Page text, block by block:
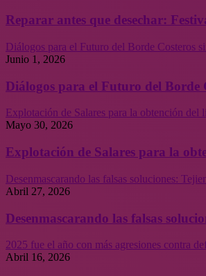
Reparar antes que desechar:
Diálogos para el Futuro del Borde Costeros
Junio 1, 2026
Diálogos para el Futuro del Borde
Explotación de Salares para la obtención
Mayo 30, 2026
Explotación de Salares para la
Desenmascarando las falsas soluciones:
Abril 27, 2026
Desenmascarando las falsas
2025 fue el año con más agresiones contra
Abril 16, 2026